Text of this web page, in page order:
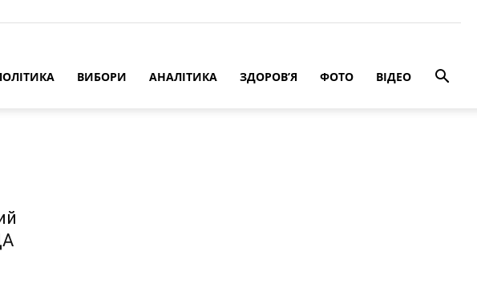
ВИБОРИ АНАЛІТИКА ЗДОРОВ’Я ФОТО ВІДЕО